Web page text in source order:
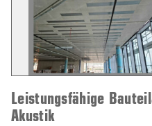
Leistungsfähige
Akustik